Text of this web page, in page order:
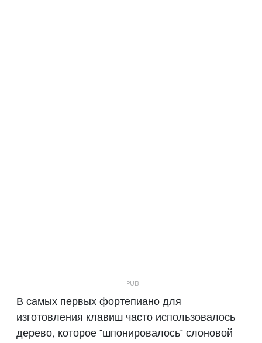
В самых первых фортепиано для
изготовления клавиш часто использовалось
дерево, которое "шпонировалось" слоновой